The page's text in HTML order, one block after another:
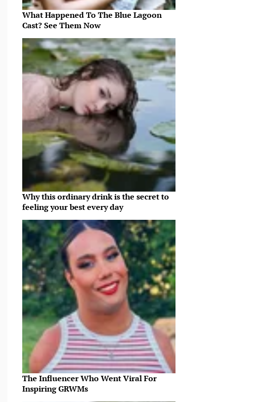
What Happened To The Blue Lagoon
Cast? See Them Now
Why this ordinary drink is the secret to
feeling your best every day
The Influencer Who Went Viral For
Inspiring GRWMs